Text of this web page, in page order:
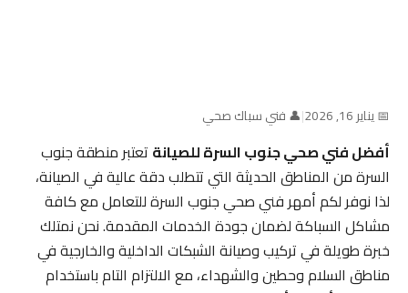
📅 يناير 16, 2026 |👤 فني سباك صحي
أفضل فني صحي جنوب السرة للصيانةتعتبر منطقة جنوب
السرة من المناطق الحديثة التي تتطلب دقة عالية في الصيانة،
لذا نوفر لكم أمهر فني صحي جنوب السرة للتعامل مع كافة
مشاكل السباكة لضمان جودة الخدمات المقدمة. نحن نمتلك
خبرة طويلة في تركيب وصيانة الشبكات الداخلية والخارجية في
مناطق السلام وحطين والشهداء، مع الالتزام التام باستخدام